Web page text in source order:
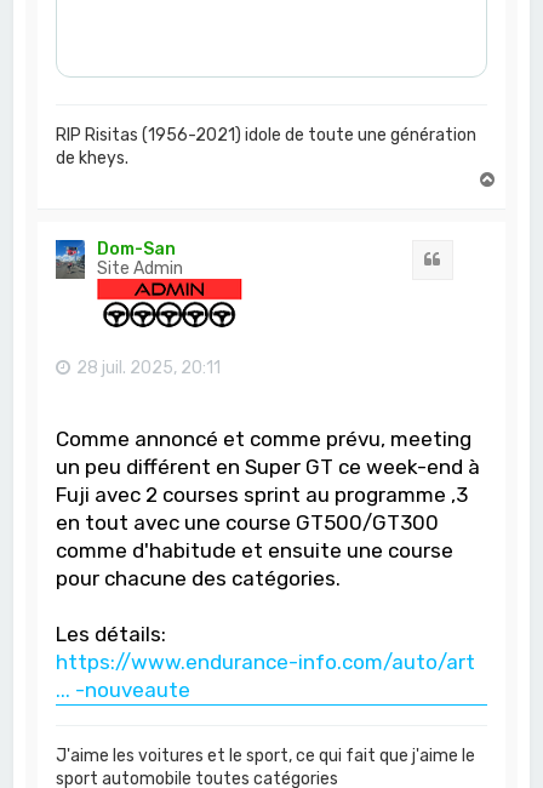
RIP Risitas (1956-2021) idole de toute une génération
de kheys.
Dom-San
Site Admin
28 juil. 2025, 20:11
Comme annoncé et comme prévu, meeting
un peu différent en Super GT ce week-end à
Fuji avec 2 courses sprint au programme ,3
en tout avec une course GT500/GT300
comme d'habitude et ensuite une course
pour chacune des catégories.
Les détails:
https://www.endurance-info.com/auto/art
... -nouveaute
J'aime les voitures et le sport, ce qui fait que j'aime le
sport automobile toutes catégories